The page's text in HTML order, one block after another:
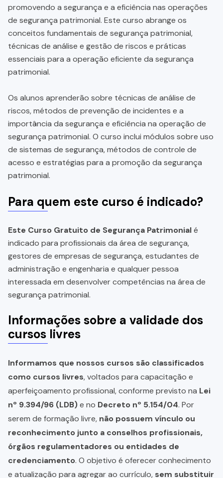
promovendo a segurança e a eficiência nas operações
de segurança patrimonial. Este curso abrange os
conceitos fundamentais de segurança patrimonial,
técnicas de análise e gestão de riscos e práticas
essenciais para a operação eficiente da segurança
patrimonial.
Os alunos aprenderão sobre técnicas de análise de
riscos, métodos de prevenção de incidentes e a
importância da segurança e eficiência na operação de
segurança patrimonial. O curso inclui módulos sobre uso
de sistemas de segurança, métodos de controle de
acesso e estratégias para a promoção da segurança
patrimonial.
Para quem este curso é indicado?
Este Curso Gratuito de Segurança Patrimonialé
indicado para profissionais da área de segurança,
gestores de empresas de segurança, estudantes de
administração e engenharia e qualquer pessoa
interessada em desenvolver competências na área de
segurança patrimonial.
Informações sobre a validade dos
cursos livres
Informamos que nossos cursos são classificados
como cursos livres, voltados para capacitação e
aperfeiçoamento profissional, conforme previsto na Lei
nº 9.394/96 (LDB)e no Decreto nº 5.154/04. Por
serem de formação livre, não possuem vínculo ou
reconhecimento junto a conselhos profissionais,
órgãos regulamentadores ou entidades de
credenciamento. O objetivo é oferecer conhecimento
e atualização para agregar ao currículo, sem substituir